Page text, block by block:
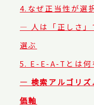
4.なぜ正当性が選
― 人は「正しさ」
選ぶ
5. E-E-A-Tとは何
― 検索アルゴリズ
価軸